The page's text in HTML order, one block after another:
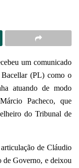
um comunicado
(PL) como o
atuando de modo
Pacheco, que
do Tribunal de
de Cláudio
de Governo, e deixou